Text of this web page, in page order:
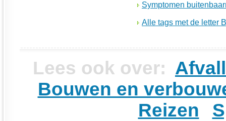
Symptomen
Alle tags met de letter B
Lees ook over:
Bouwen en
Reizen